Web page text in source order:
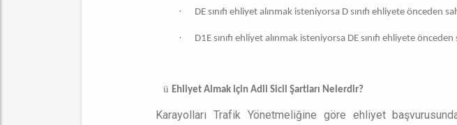
· DE sınıfı ehliyet alınmak isteniyorsa D sınıfı ehliyete önceden
· D1E sınıfı ehliyet alınmak isteniyorsa DE sınıfı ehliyete
ü Ehliyet Almak için Adli Sicil Şartları Nelerdir?
Karayolları Trafik Yönetmeliğine göre ehliyet